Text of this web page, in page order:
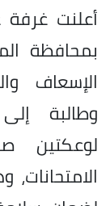
أعلنت غرفة
بمحافظة
الإسعاف
وطالبة
لوعكتين